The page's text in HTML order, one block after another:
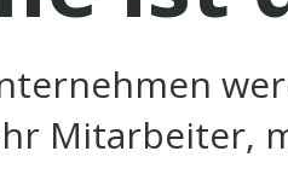
Mitarbeiter,